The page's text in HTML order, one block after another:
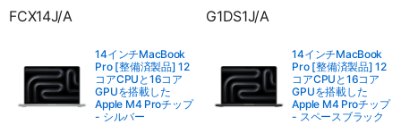
FCX14J/A G1DS1J/A
14インチMacBook
Pro [整備済製品] 12
コアCPUと16コア
GPUを搭載した
Apple M4 Proチップ
- シルバー
14インチMacBook
Pro [整備済製品] 12
コアCPUと16コア
GPUを搭載した
Apple M4 Proチップ
- スペースブラック